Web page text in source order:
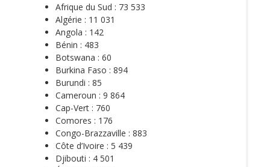
Afrique du Sud : 73 533
Algérie : 11 031
Angola : 142
Bénin : 483
Botswana : 60
Burkina Faso : 894
Burundi : 85
Cameroun : 9 864
Cap-Vert : 760
Comores : 176
Congo-Brazzaville : 883
Côte d’Ivoire : 5 439
Djibouti : 4 501